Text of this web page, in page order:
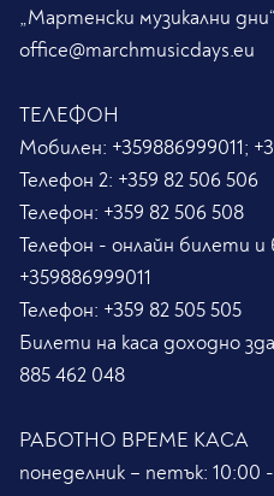
„Мартенски музикални дни“
office@marchmusicdays.eu
ТЕЛЕФОН
Мобилен: +359886999011;
Телефон 2: +359 82 506 506
Телефон: +359 82 506 508
Телефон - онлайн билети и
+359886999011
Телефон: +359 82 505 505
Билети на каса доходно
885 462 048
РАБОТНО ВРЕМЕ КАСА
понеделник – петък: 10:00